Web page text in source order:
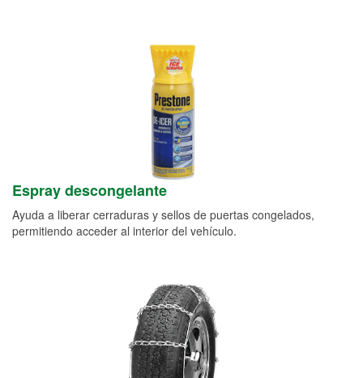
Espray descongelante
Ayuda a liberar cerraduras y sellos de puertas congelados,
permitiendo acceder al interior del vehículo.